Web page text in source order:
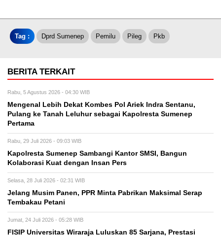
Tag : Dprd Sumenep Pemilu Pileg Pkb
BERITA TERKAIT
Rabu, 5 Agustus 2026 - 04:30 WIB
Mengenal Lebih Dekat Kombes Pol Ariek Indra Sentanu,
Pulang ke Tanah Leluhur sebagai Kapolresta Sumenep
Pertama
Rabu, 29 Juli 2026 - 09:03 WIB
Kapolresta Sumenep Sambangi Kantor SMSI, Bangun
Kolaborasi Kuat dengan Insan Pers
Selasa, 28 Juli 2026 - 02:31 WIB
Jelang Musim Panen, PPR Minta Pabrikan Maksimal Serap
Tembakau Petani
Jumat, 24 Juli 2026 - 05:28 WIB
FISIP Universitas Wiraraja Luluskan 85 Sarjana, Prestasi